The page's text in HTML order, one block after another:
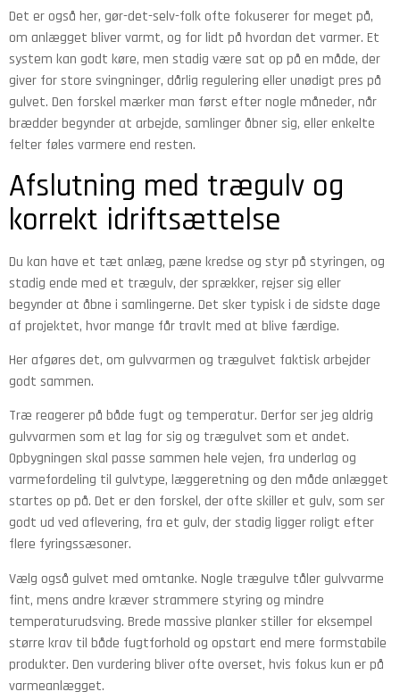
Det er også her, gør-det-selv-folk ofte fokuserer for meget på,
om anlægget bliver varmt, og for lidt på hvordan det varmer. Et
system kan godt køre, men stadig være sat op på en måde, der
giver for store svingninger, dårlig regulering eller unødigt pres på
gulvet. Den forskel mærker man først efter nogle måneder, når
brædder begynder at arbejde, samlinger åbner sig, eller enkelte
felter føles varmere end resten.
Afslutning med trægulv og
korrekt idriftsættelse
Du kan have et tæt anlæg, pæne kredse og styr på styringen, og
stadig ende med et trægulv, der sprækker, rejser sig eller
begynder at åbne i samlingerne. Det sker typisk i de sidste dage
af projektet, hvor mange får travlt med at blive færdige.
Her afgøres det, om gulvvarmen og trægulvet faktisk arbejder
godt sammen.
Træ reagerer på både fugt og temperatur. Derfor ser jeg aldrig
gulvvarmen som et lag for sig og trægulvet som et andet.
Opbygningen skal passe sammen hele vejen, fra underlag og
varmefordeling til gulvtype, læggeretning og den måde anlægget
startes op på. Det er den forskel, der ofte skiller et gulv, som ser
godt ud ved aflevering, fra et gulv, der stadig ligger roligt efter
flere fyringssæsoner.
Vælg også gulvet med omtanke. Nogle trægulve tåler gulvvarme
fint, mens andre kræver strammere styring og mindre
temperaturudsving. Brede massive planker stiller for eksempel
større krav til både fugtforhold og opstart end mere formstabile
produkter. Den vurdering bliver ofte overset, hvis fokus kun er på
varmeanlægget.